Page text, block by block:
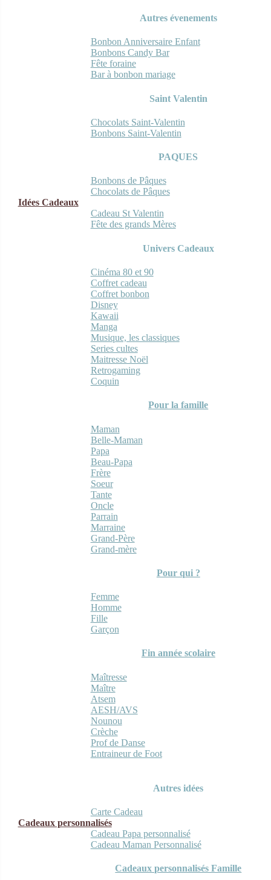
Autres évenements
Bonbon Anniversaire Enfant
Bonbons Candy Bar
Fête foraine
Bar à bonbon mariage
Saint Valentin
Chocolats Saint-Valentin
Bonbons Saint-Valentin
PAQUES
Bonbons de Pâques
Chocolats de Pâques
Idées Cadeaux
Cadeau St Valentin
Fête des grands Mères
Univers Cadeaux
Cinéma 80 et 90
Coffret cadeau
Coffret bonbon
Disney
Kawaii
Manga
Musique, les classiques
Series cultes
Maitresse Noël
Retrogaming
Coquin
Pour la famille
Maman
Belle-Maman
Papa
Beau-Papa
Frère
Soeur
Tante
Oncle
Parrain
Marraine
Grand-Père
Grand-mère
Pour qui ?
Femme
Homme
Fille
Garçon
Fin année scolaire
Maîtresse
Maître
Atsem
AESH/AVS
Nounou
Crèche
Prof de Danse
Entraineur de Foot
Autres idées
Carte Cadeau
Cadeaux personnalisés
Cadeau Papa personnalisé
Cadeau Maman Personnalisé
Cadeaux personnalisés Famille